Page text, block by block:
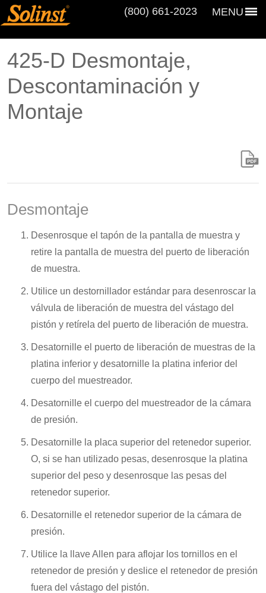
MENU
(800) 661‑2023
425-D Desmontaje,
Descontaminación y
Montaje
Desmontaje
Desenrosque el tapón de la pantalla de muestra y
retire la pantalla de muestra del puerto de liberación
de muestra.
Utilice un destornillador estándar para desenroscar la
válvula de liberación de muestra del vástago del
pistón y retírela del puerto de liberación de muestra.
Desatornille el puerto de liberación de muestras de la
platina inferior y desatornille la platina inferior del
cuerpo del muestreador.
Desatornille el cuerpo del muestreador de la cámara
de presión.
Desatornille la placa superior del retenedor superior.
O, si se han utilizado pesas, desenrosque la platina
superior del peso y desenrosque las pesas del
retenedor superior.
Desatornille el retenedor superior de la cámara de
presión.
Utilice la llave Allen para aflojar los tornillos en el
retenedor de presión y deslice el retenedor de presión
fuera del vástago del pistón.